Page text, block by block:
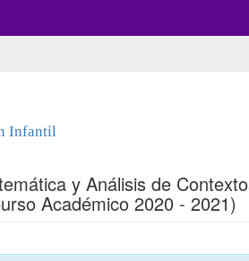
Infantil
y Análisis de
Académico 2020 - 2021)